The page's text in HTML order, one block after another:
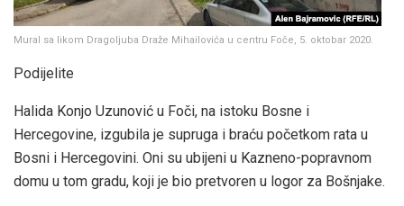
Mural sa likom Dragoljuba Draže Mihailovića u centru Foče, 5. oktobar 2020.
Podijelite
Halida Konjo Uzunović u Foči, na istoku Bosne i
Hercegovine, izgubila je supruga i braću početkom rata u
Bosni i Hercegovini. Oni su ubijeni u Kazneno-popravnom
domu u tom gradu, koji je bio pretvoren u logor za Bošnjake.